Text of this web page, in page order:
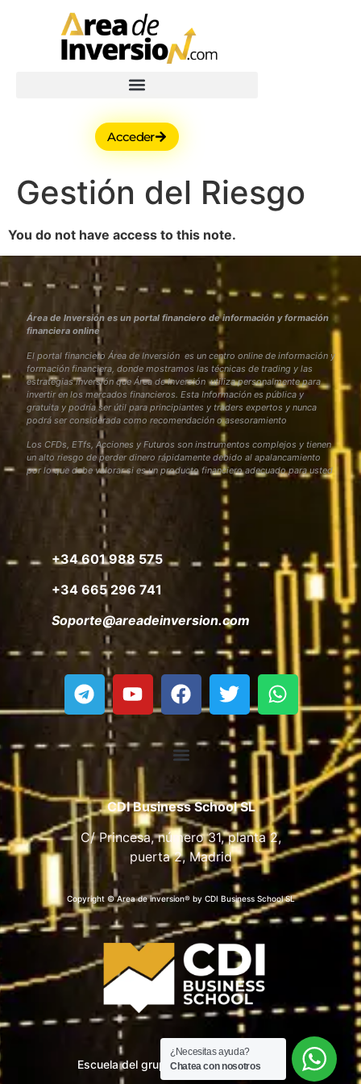
Acceder
Gestión del Riesgo
You do not have access to this note.
Área de Inversión es un portal financiero de información y formación
financiera online
El portal financiero Área de Inversión es un centro online de información y
formación financiera, donde mostramos las técnicas de trading y las
estrategias inversión que Área de Inversión utiliza personalmente para
invertir en los mercados financieros. Esta Información es pública y
gratuita y podría ser útil para principiantes y traders expertos y nunca
podrá ser considerada como recomendación o asesoramiento
Los CFDs, ETfs, Acciones y Futuros son instrumentos complejos y tienen
un alto riesgo de perder dinero rápidamente debido al apalancamiento
por lo que debe valorar si es un producto financiero adecuado para usted
+34 601 988 575
+34 665 296 741
Soporte@areadeinversion.com
CDI Business School SL
C/ Princesa, número 31, planta 2,
puerta 2, Madrid
Copyright © Area de inversion® by CDI Business School SL
Escuela del grupo CDI Business School
¿Necesitas ayuda?
Chatea con nosotros